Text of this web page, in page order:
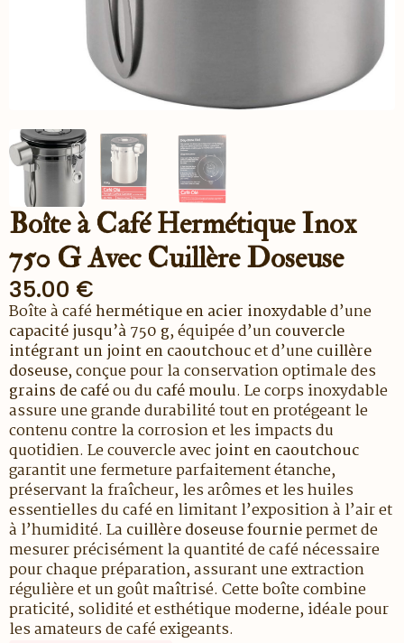
Boîte à Café Hermétique Inox
750 G Avec Cuillère Doseuse
35.00 €
Boîte à caféhermétique en acier inoxydabled’une
capacité jusqu’à 750 g, équipée d’uncouvercle
intégrant un joint en caoutchoucet d’unecuillère
doseuse, conçue pour la conservation optimale des
grains de caféou du café moulu. Le corps inoxydable
assure une grande durabilité tout en protégeant le
contenu contre la corrosion et les impacts du
quotidien. Le couvercle avecjoint en caoutchouc
garantit une fermeture parfaitement étanche,
préservant la fraîcheur, les arômes et les huiles
essentielles du café en limitant l’exposition à l’air et
à l’humidité. La cuillère doseuse fourniepermet de
mesurer précisément la quantité de café nécessaire
pour chaque préparation, assurant une extraction
régulière et un goût maîtrisé. Cette boîte combine
praticité, solidité et esthétique moderne, idéale pour
les amateurs de café exigeants.